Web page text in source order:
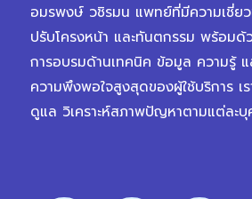
อมรพงษ์ วชิรมน แพทย์ที่มีความเชี่ยว
ปรับโครงหน้า และทันตกรรม พร้อม
การอบรมด้านเทคนิค ข้อมูล ความรู้ แ
ความพึงพอใจสูงสุดของผู้ใช้บริการ เ
ดูแล วิเคราะห์สภาพปัญหาตามแต่ละ